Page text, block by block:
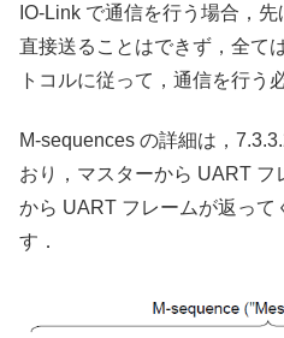
IO-Link で通信を行う場合，
直接送ることはできず，全て
トコルに従って，通信を行う
M-sequences の詳細は，
おり，マスターから UART フ
から UART フレームが返って
す．